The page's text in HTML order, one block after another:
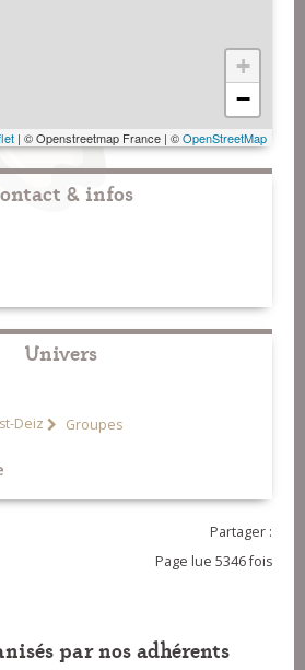
+
−
| © Openstreetmap France | ©OpenStreetMap
& infos
Univers
Deiz Groupes
Partager :
Page lue 5346 fois
par nos adhérents